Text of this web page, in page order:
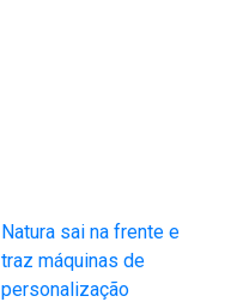
Natura sai na frente e
traz máquinas de
personalização